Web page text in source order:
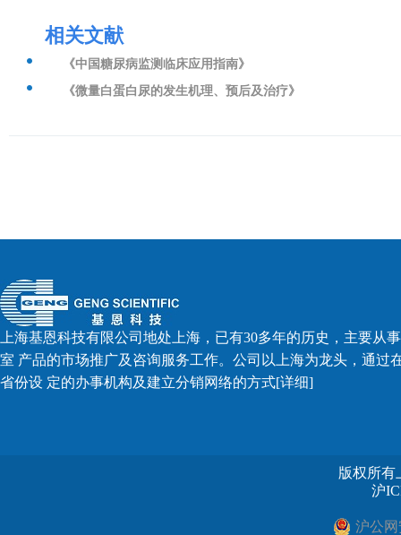
相关文献
《中国糖尿病监测临床应用指南》
《微量白蛋白尿的发生机理、预后及治疗》
上海基恩科技有限公司地处上海，已有30多年的历史，主要从
室 产品的市场推广及咨询服务工作。公司以上海为龙头，通过
省份设 定的办事机构及建立分销网络的方式[详细]
版权所有
沪
沪公网